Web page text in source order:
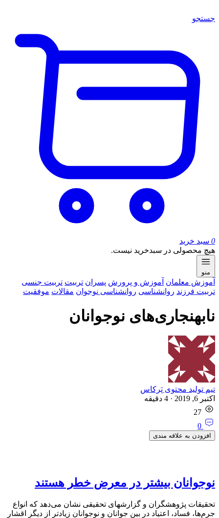
جستجو
0 سبد خرید
هیچ محصولی در سبدخرید نیست.
منو
آموزش معلمان آموزش و پرورش پسران تربیت تربیت جنسی
تربیت فرزند روان‏‎شناسی روان‎شناسی نوجوان مقالات موفقیت
نابهنجاری‌های نوجوانان
تیم تولید محتوی پَرکاس
اکتبر 6, 2019
·
4 دقیقه
27
0
افزودن به علاقه مندی
نوجوانان بیشتر در معرض خطر هستند
تحقیقات پژوهشگران و گزارش‎های تحقیقی نشان می‌دهد که انواع
جرم‌ها، فساد، اعتیاد در بین جوانان و نوجوانان زیادتر از دیگر اقشار